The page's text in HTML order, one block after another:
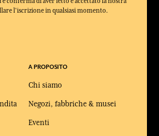
l'iscrizione in qualsiasi momento.
A PROPOSITO
Chi siamo
Negozi, fabbriche & musei
Eventi